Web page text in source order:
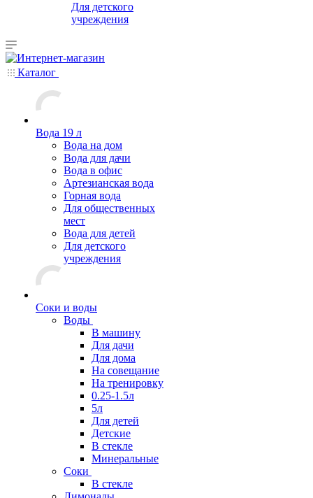
Для детского
учреждения
Каталог
Вода 19 л
Вода на дом
Вода для дачи
Вода в офис
Артезианская вода
Горная вода
Для общественных
мест
Вода для детей
Для детского
учреждения
Соки и воды
Воды
В машину
Для дачи
Для дома
На совещание
На тренировку
0.25-1.5л
5л
Для детей
Детские
В стекле
Минеральные
Соки
В стекле